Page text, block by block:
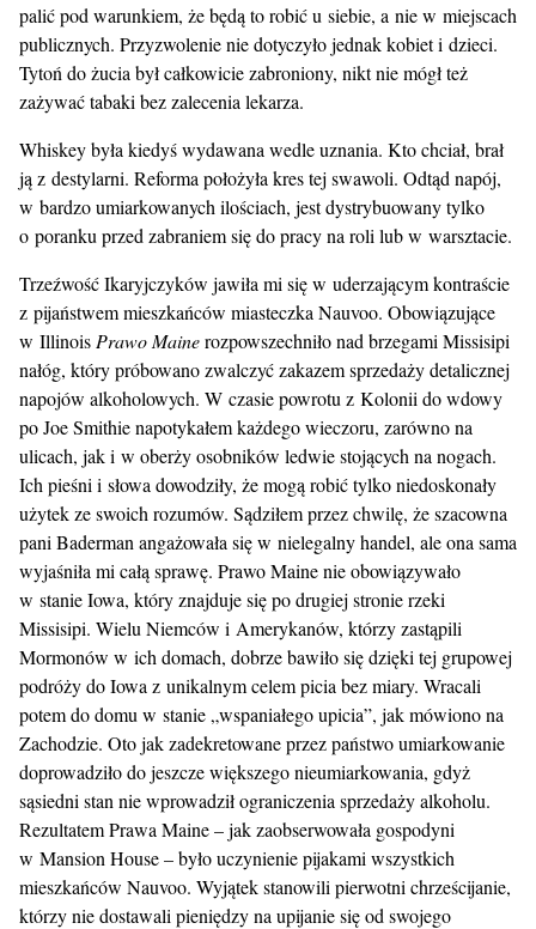
palić pod warunkiem, że będą to robić u siebie, a nie w miejscach
publicznych. Przyzwolenie nie dotyczyło jednak kobiet i dzieci.
Tytoń do żucia był całkowicie zabroniony, nikt nie mógł też
zażywać tabaki bez zalecenia lekarza.
Whiskey była kiedyś wydawana wedle uznania. Kto chciał, brał
ją z destylarni. Reforma położyła kres tej swawoli. Odtąd napój,
w bardzo umiarkowanych ilościach, jest dystrybuowany tylko
o poranku przed zabraniem się do pracy na roli lub w warsztacie.
Trzeźwość Ikaryjczyków jawiła mi się w uderzającym kontraście
z pijaństwem mieszkańców miasteczka Nauvoo. Obowiązujące
w Illinois Prawo Mainerozpowszechniło nad brzegami Missisipi
nałóg, który próbowano zwalczyć zakazem sprzedaży detalicznej
napojów alkoholowych. W czasie powrotu z Kolonii do wdowy
po Joe Smithie napotykałem każdego wieczoru, zarówno na
ulicach, jak i w oberży osobników ledwie stojących na nogach.
Ich pieśni i słowa dowodziły, że mogą robić tylko niedoskonały
użytek ze swoich rozumów. Sądziłem przez chwilę, że szacowna
pani Baderman angażowała się w nielegalny handel, ale ona sama
wyjaśniła mi całą sprawę. Prawo Maine nie obowiązywało
w stanie Iowa, który znajduje się po drugiej stronie rzeki
Missisipi. Wielu Niemców i Amerykanów, którzy zastąpili
Mormonów w ich domach, dobrze bawiło się dzięki tej grupowej
podróży do Iowa z unikalnym celem picia bez miary. Wracali
potem do domu w stanie „wspaniałego upicia”, jak mówiono na
Zachodzie. Oto jak zadekretowane przez państwo umiarkowanie
doprowadziło do jeszcze większego nieumiarkowania, gdyż
sąsiedni stan nie wprowadził ograniczenia sprzedaży alkoholu.
Rezultatem Prawa Maine – jak zaobserwowała gospodyni
w Mansion House – było uczynienie pijakami wszystkich
mieszkańców Nauvoo. Wyjątek stanowili pierwotni chrześcijanie,
którzy nie dostawali pieniędzy na upijanie się od swojego